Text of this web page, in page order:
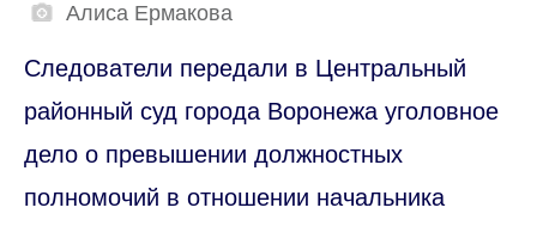
Алиса Ермакова
Следователи передали в Центральный
районный суд города Воронежа уголовное
дело о превышении должностных
полномочий в отношении начальника